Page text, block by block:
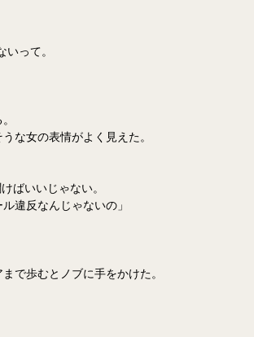
って。
な女の表情がよく見えた。
ばいいじゃない。
違反なんじゃないの」
で歩むとノブに手をかけた。